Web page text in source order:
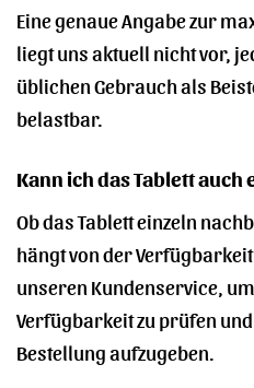
Eine genaue Angabe zur
liegt uns aktuell nicht vor,
üblichen Gebrauch als
belastbar.
Kann ich das Tablett
Ob das Tablett einzeln
hängt von der
unseren Kundenservice,
Verfügbarkeit zu prüfen
Bestellung aufzugeben.